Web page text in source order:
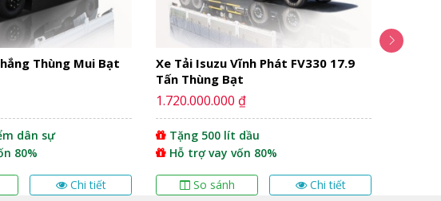
Thùng Mui Bạt
dân sự
80%
Chi tiết
Xe Tải Isuzu Vĩnh Phát FV330 17.9
Tấn Thùng Bạt
1.720.000.000 ₫
Tặng 500 lít dầu
Hỗ trợ vay vốn 80%
So sánh Chi tiết